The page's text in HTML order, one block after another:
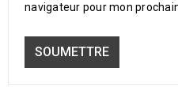
navigateur pour mon